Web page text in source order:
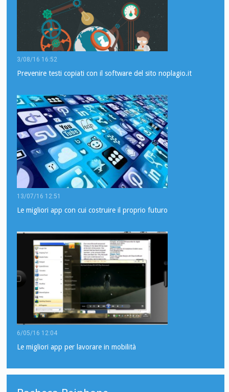
3/08/16 16:52
Prevenire testi copiati con il software del sito noplagio.it
13/07/16 12:51
Le migliori app con cui costruire il proprio futuro
6/05/16 12:04
Le migliori app per lavorare in mobilità